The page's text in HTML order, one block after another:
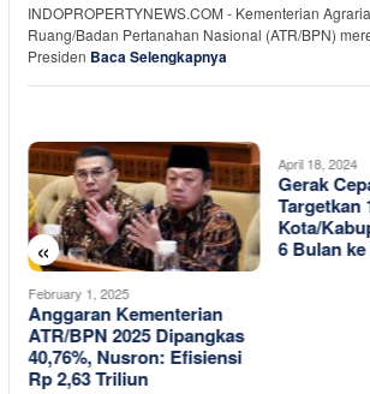
INDOPROPERTYNEWS.COM - Kementerian
Ruang/Badan Pertanahan Nasional (ATR/BPN)
Presiden Baca Selengkapnya
«
February 1, 2025
Anggaran Kementerian
ATR/BPN 2025 Dipangkas
40,76%, Nusron: Efisiensi
Rp 2,63 Triliun
April 18, 2024
Gerak
Targetkan
Kota/
6 Bulan